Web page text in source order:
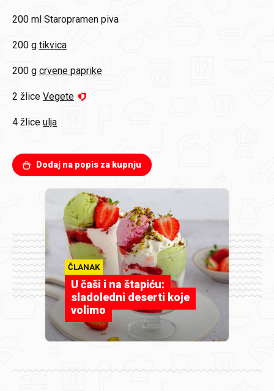
200 ml Staropramen piva
200 g tikvica
200 g crvene paprike
2 žlice Vegete
4 žlice ulja
Dodaj na popis za kupnju
ČLANAK
U čaši i na štapiću:
sladoledni deserti koje
volimo